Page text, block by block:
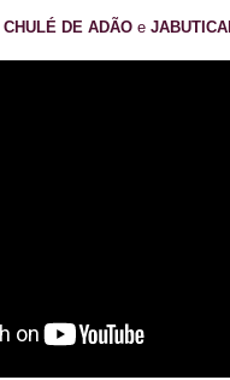
CHULÉ DE ADÃO e